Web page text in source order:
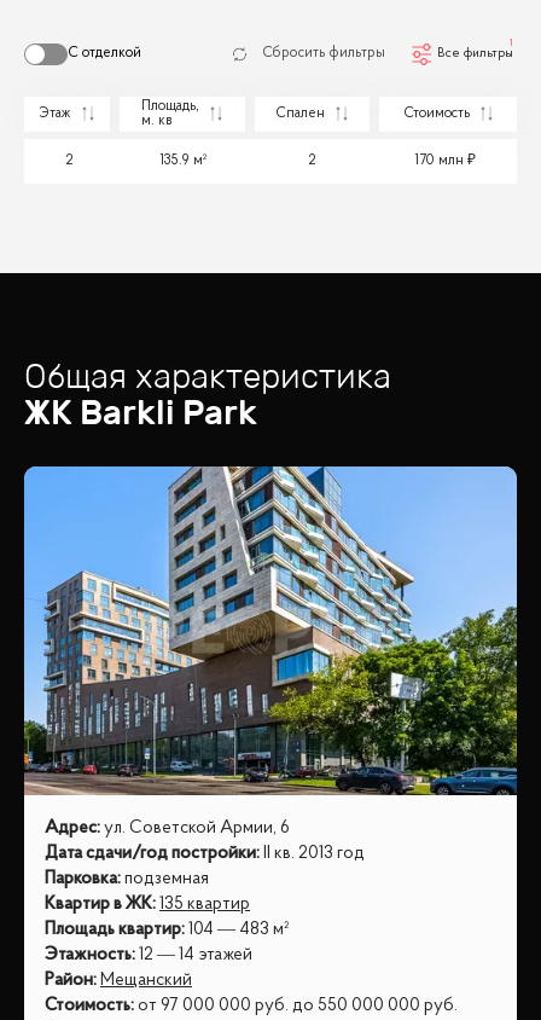
С отделкой Сбросить фильтры Все фильтры
Этаж
Площадь,
м. кв
Спален Стоимость
2 135.9 м² 2 170 млн
Общая характеристика
ЖК Barkli Park
Адрес: ул. Советской Армии, 6
Дата сдачи/год постройки:
II кв. 2013 год
Парковка: подземная
Квартир в ЖК: 135 квартир
Площадь квартир: 104 — 483 м²
Этажность: 12 — 14 этажей
Район: Мещанский
Стоимость: от 97 000 000 руб. до 550 000 000 руб.